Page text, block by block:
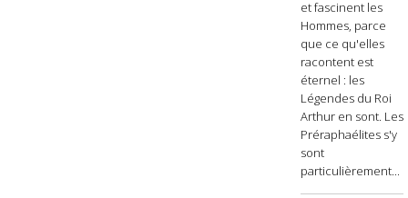
et fascinent les
Hommes, parce
que ce qu'elles
racontent est
éternel : les
Légendes du Roi
Arthur en sont. Les
Préraphaélites s'y
sont
particulièrement...